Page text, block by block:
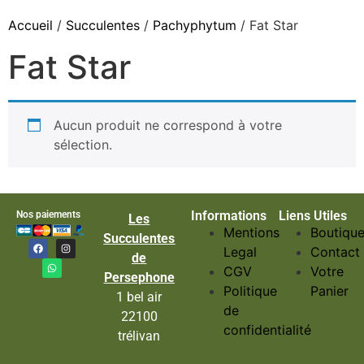
Accueil / Succulentes / Pachyphytum / Fat Star
Fat Star
Aucun produit ne correspond à votre
sélection.
Nos paiements
Les
Succulentes
de
Persephone
1 bel air
22100
trélivan
Informations
Mentions
Legal
CGV
Politique
de
confidentialité
Liens Utiles
Contact
Votre
Panier